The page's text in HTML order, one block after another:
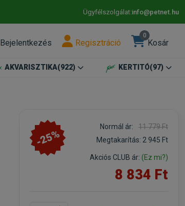
Ügyfélszolgálat:info@petnet.hu
Bejelentkezés Regisztráció
0
Kosár
AKVARISZTIKA(922) KERTITÓ(97)
-25%
Normál ár:
11 779 Ft
Megtakarítás: 2 945 Ft
Akciós CLUB ár: (Ez mi?)
8 834 Ft